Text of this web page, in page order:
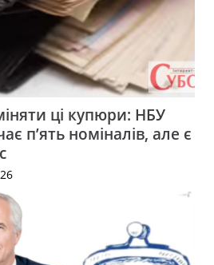
ці купюри: НБУ
п’ять номіналів, але є